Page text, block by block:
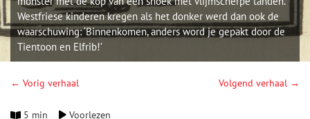
Westfriese kinderen kregen als het donker werd dan ook de
waarschuwing: ‘Binnenkomen, anders word je gepakt door de
Tientoon en Elfrib!’
← Vorig verhaal Volgend verhaal →
5 min Voorlezen